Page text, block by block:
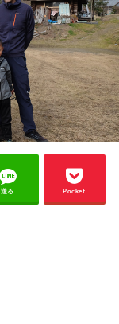
送る Pocket